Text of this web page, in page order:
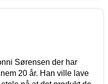
Sørensen der har
20 år. Han ville lave